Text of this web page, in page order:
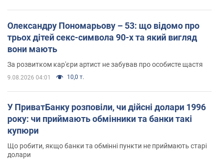
Олександру Пономарьову – 53: що відомо про
трьох дітей секс-символа 90-х та який вигляд
вони мають
За розвитком кар'єри артист не забував про особисте щастя
9.08.2026 04:01 10,0 т.
У ПриватБанку розповіли, чи дійсні долари 1996
року: чи приймають обмінники та банки такі
купюри
Що робити, якщо банки та обмінні пункти не приймають старі
долари